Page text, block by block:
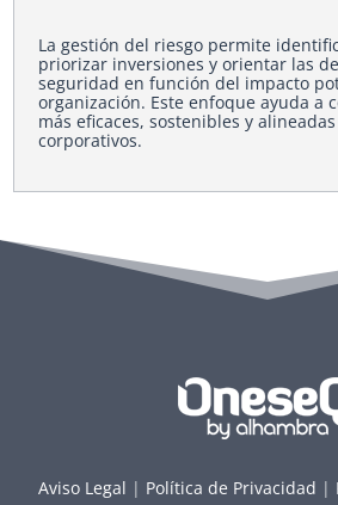
La gestión del riesgo permite
priorizar inversiones y orientar las
seguridad en función del impacto
organización. Este enfoque ayuda a
más eficaces, sostenibles y
corporativos.
Aviso Legal | Política de Privacidad |